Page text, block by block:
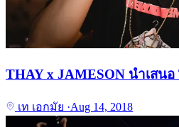
THAY x JAMESON นำเสนอ
เท เอกมัย ·Aug 14, 2018